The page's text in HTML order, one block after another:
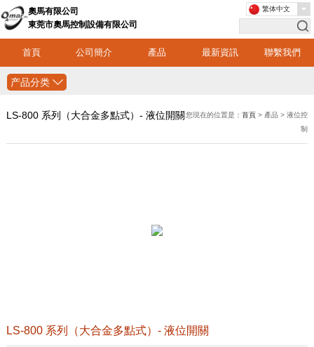
奧馬有限公司
東莞市奧馬控制設備有限公司
首頁 公司簡介 產品 最新資訊 聯繫我們
繁体中文
产品分类
LS-800 系列（大合金多點式）- 液位開關您現在的位置是：首頁 > 產品 > 液位控
制
LS-800 系列（大合金多點式）- 液位開關